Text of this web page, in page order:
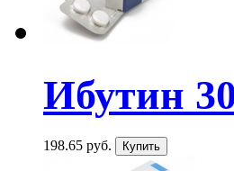
Ибутин
198.65 руб.